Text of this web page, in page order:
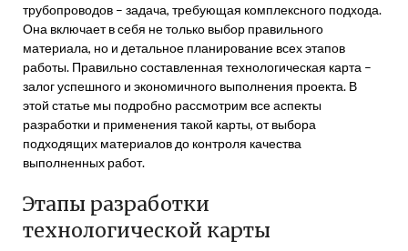
трубопроводов – задача, требующая комплексного подхода.
Она включает в себя не только выбор правильного
материала, но и детальное планирование всех этапов
работы. Правильно составленная технологическая карта –
залог успешного и экономичного выполнения проекта. В
этой статье мы подробно рассмотрим все аспекты
разработки и применения такой карты, от выбора
подходящих материалов до контроля качества
выполненных работ.
Этапы разработки
технологической карты